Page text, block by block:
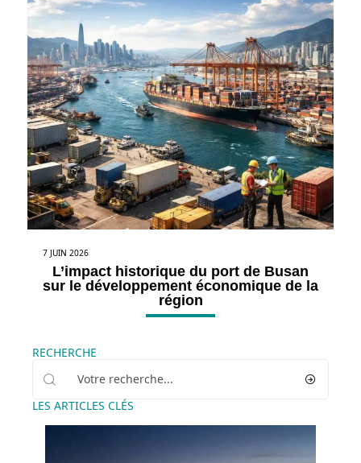
7 JUIN 2026
L’impact historique du port de Busan
sur le développement économique de la
région
RECHERCHE
LES ARTICLES CLÉS